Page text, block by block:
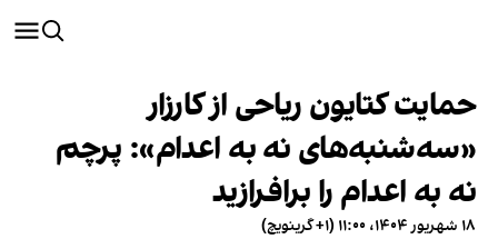
حمایت کتایون ریاحی از کارزار
«سه‌شنبه‌های نه به اعدام»: پرچم
نه به اعدام را برافرازید
۱۸ شهریور ۱۴۰۴، ۱۱:۰۰ (‎+۱ گرینویچ)